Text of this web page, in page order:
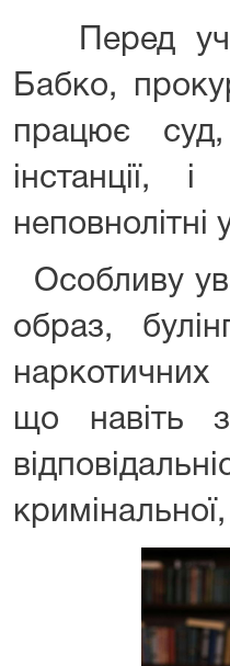
Перед
Бабко,
працює
інстанції,
Особливу
образ,
що навіть